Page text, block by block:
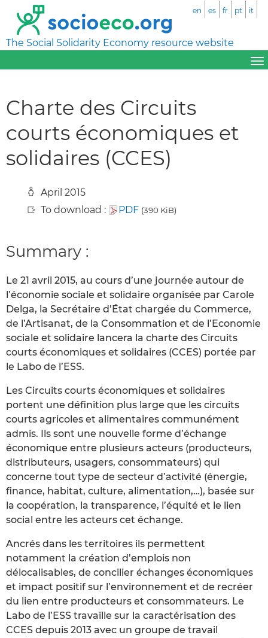
The Social Solidarity Economy resource website
en es fr pt it
Charte des Circuits
courts économiques et
solidaires (CCES)
April 2015
To download :
PDF (390 KiB)
Summary :
Le 21 avril 2015, au cours d’une journée autour de
l’économie sociale et solidaire organisée par Carole
Delga, la Secrétaire d’État chargée du Commerce,
de l’Artisanat, de la Consommation et de l’Economie
sociale et solidaire lancera la charte des Circuits
courts économiques et solidaires (CCES) portée par
le Labo de l’ESS.
Les Circuits courts économiques et solidaires
portent une définition plus large que les circuits
courts agricoles et alimentaires communément
admis. Ils sont une nouvelle forme d’échange
économique entre plusieurs acteurs (producteurs,
distributeurs, usagers, consommateurs) qui
concerne tout type de secteur d’activité (énergie,
finance, habitat, culture, alimentation,…), basée sur
la coopération, la transparence, l’équité et le lien
social entre les acteurs cet échange.
Ancrés dans les territoires ils permettent
notamment la création d’emplois non
délocalisables, de concilier échanges économiques
et impact positif sur l’environnement et de recréer
du lien entre producteurs et consommateurs. Le
Labo de l’ESS travaille sur la caractérisation des
CCES depuis 2013 avec un groupe de travail